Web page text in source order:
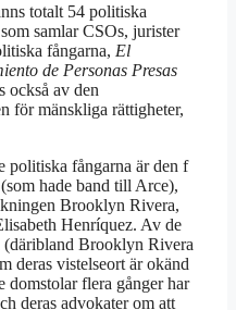
totalt 54 politiska
samlar CSOs, jurister
fångarna, El
de Personas Presas
också av den
för mänskliga rättigheter,
politiska fångarna är den f
hade band till Arce),
Brooklyn Rivera,
Henríquez. Av de
(däribland Brooklyn Rivera
deras vistelseort är okänd
domstolar flera gånger har
deras advokater om att